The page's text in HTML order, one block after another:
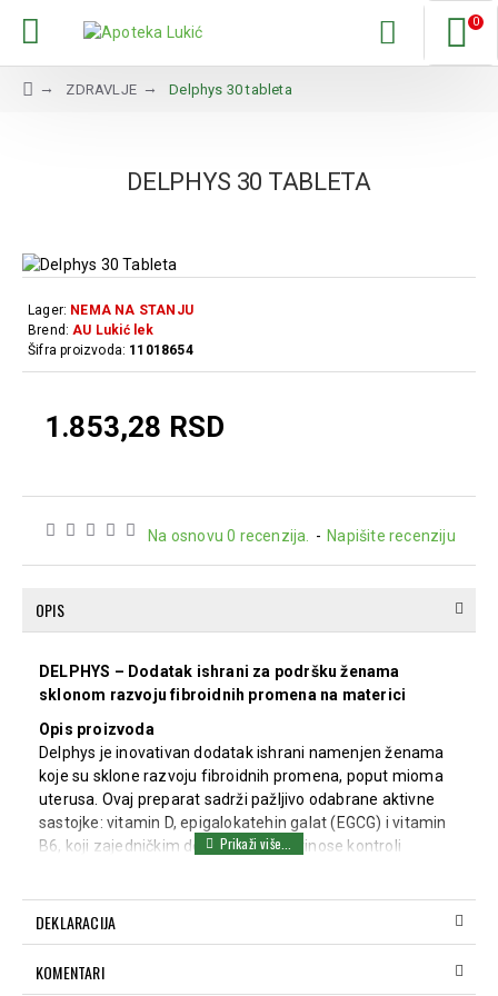
0
ZDRAVLJE Delphys 30 tableta
DELPHYS 30 TABLETA
Na osnovu 0 recenzija. - Napišite recenziju
1.853,28 RSD
Lager: NEMA NA STANJU
Brend: AU Lukić lek
Šifra proizvoda: 11018654
OPIS
DELPHYS – Dodatak ishrani za podršku ženama
sklonom razvoju fibroidnih promena na materici
Opis proizvoda
Delphys je inovativan dodatak ishrani namenjen ženama
koje su sklone razvoju fibroidnih promena, poput mioma
uterusa. Ovaj preparat sadrži pažljivo odabrane aktivne
sastojke: vitamin D, epigalokatehin galat (EGCG) i vitamin
B6, koji zajedničkim delovanjem doprinose kontroli
Prednosti proizvoda:
antiinflamatorno, antioksidativno i antiproliferativno
DEKLARACIJA
KOMENTARI